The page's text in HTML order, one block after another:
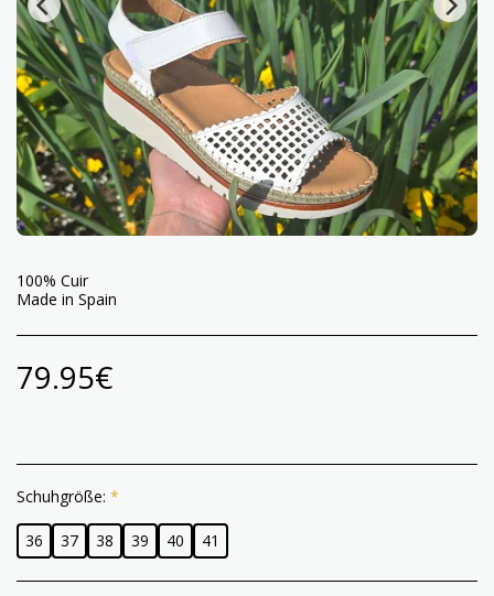
100% Cuir
Made in Spain
79.95€
Schuhgröße: *
36 37 38 39 40 41